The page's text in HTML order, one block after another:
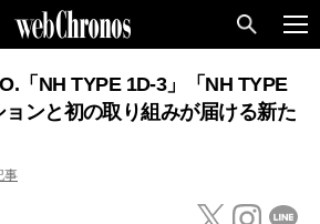
「NH TYPE 1D-3」「NH TYPE
ンと初の取り組みが届ける新た
事